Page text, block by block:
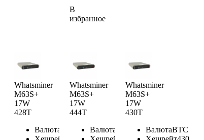
В
избранное
Whatsminer
M63S+
17W
428T
Валюта
Whatsminer
M63S+
17W
444T
Валюта
Whatsminer
M63S+
17W
430T
ВалютаBTC